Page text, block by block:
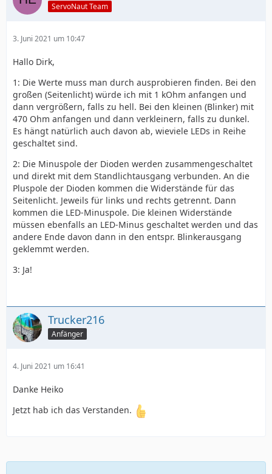
ServoNaut Team
3. Juni 2021 um 10:47
Hallo Dirk,
1: Die Werte muss man durch ausprobieren finden. Bei den
großen (Seitenlicht) würde ich mit 1 kOhm anfangen und
dann vergrößern, falls zu hell. Bei den kleinen (Blinker) mit
470 Ohm anfangen und dann verkleinern, falls zu dunkel.
Es hängt natürlich auch davon ab, wieviele LEDs in Reihe
geschaltet sind.
2: Die Minuspole der Dioden werden zusammengeschaltet
und direkt mit dem Standlichtausgang verbunden. An die
Pluspole der Dioden kommen die Widerstände für das
Seitenlicht. Jeweils für links und rechts getrennt. Dann
kommen die LED-Minuspole. Die kleinen Widerstände
müssen ebenfalls an LED-Minus geschaltet werden und das
andere Ende davon dann in den entspr. Blinkerausgang
geklemmt werden.
3: Ja!
Trucker216
Anfänger
4. Juni 2021 um 16:41
Danke Heiko
Jetzt hab ich das Verstanden.